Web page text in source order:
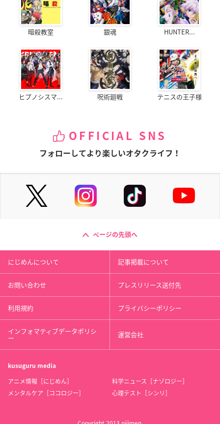
暗殺教室 銀魂 HUNTER...
ヒプノシスマ... 呪術廻戦 テニスの王子様
OFFICIAL SNS
フォローしてより楽しいオタクライフ！
ページの先頭へ
にじめんについて 記事掲載について
お問い合わせ プレスリリース送付先
利用規約 プライバシーポリシー
インフォマティブデータポリシ
ー 運営会社
kusuguru media
アニメ情報［にじめん］
科学ニュース［ナゾロジー］
メンタルケア［ココロジー］
心理テスト［シンリ］